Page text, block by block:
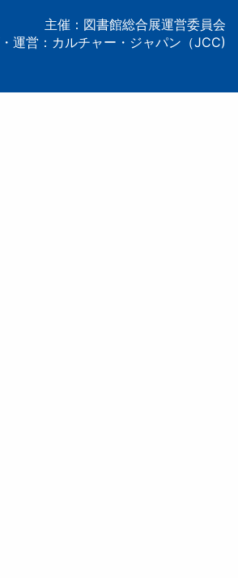
主催：図書館総合展運営委員会
運営：カルチャー・ジャパン（JCC)